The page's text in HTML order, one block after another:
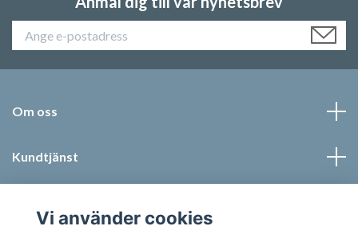
Om oss
Kundtjänst
Vi använder cookies